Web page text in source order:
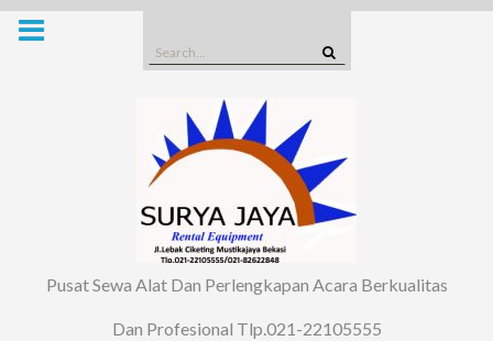
Skip
Search
for:
Pusat Sewa Alat Dan Perlengkapan Acara Berkualitas
Dan Profesional Tlp.021-22105555